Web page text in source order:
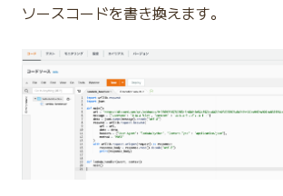
ソースコードを書き換えます。